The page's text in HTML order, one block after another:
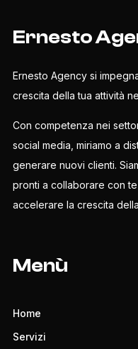
Ernesto
Ernesto Agency si
crescita della tua attività
Con competenza nei
social media, miriamo a
generare nuovi clienti.
pronti a collaborare con
accelerare la crescita
Menù
Home
Servizi